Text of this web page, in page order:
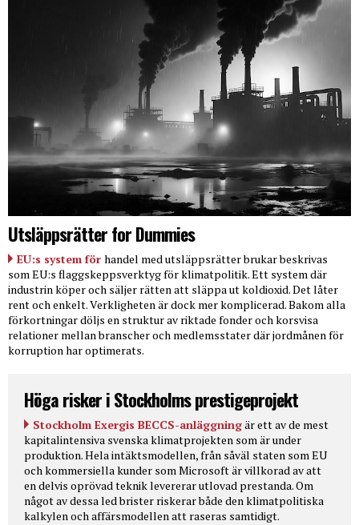
Utsläppsrätter for Dummies
EU:s system för handel med utsläppsrätter brukar beskrivas
som EU:s flaggskeppsverktyg för klimatpolitik. Ett system där
industrin köper och säljer rätten att släppa ut koldioxid. Det låter
rent och enkelt. Verkligheten är dock mer komplicerad. Bakom alla
förkortningar döljs en struktur av riktade fonder och korsvisa
relationer mellan branscher och medlemsstater där jordmånen för
korruption har optimerats.
Höga risker i Stockholms prestigeprojekt
Stockholm Exergis BECCS-anläggningär ett av de mest
kapitalintensiva svenska klimatprojekten som är under
produktion. Hela intäktsmodellen, från såväl staten som EU
och kommersiella kunder som Microsoft är villkorad av att
en delvis oprövad teknik levererar utlovad prestanda. Om
något av dessa led brister riskerar både den klimatpolitiska
kalkylen och affärsmodellen att raseras samtidigt.